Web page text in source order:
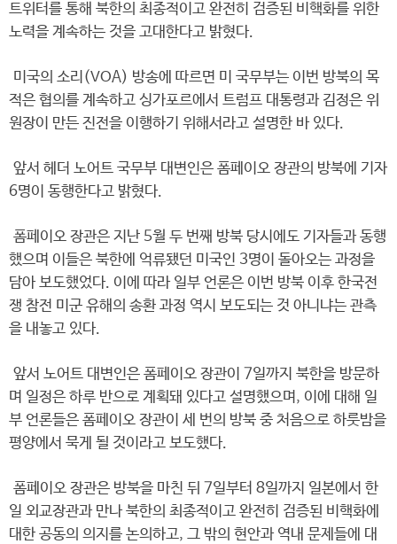
트위터를 통해 북한의 최종적이고 완전히 검증된 비핵화를 위한
노력을 계속하는 것을 고대한다고 밝혔다.
미국의 소리(VOA) 방송에 따르면 미 국무부는 이번 방북의 목
적은 협의를 계속하고 싱가포르에서 트럼프 대통령과 김정은 위
원장이 만든 진전을 이행하기 위해서라고 설명한 바 있다.
앞서 헤더 노어트 국무부 대변인은 폼페이오 장관의 방북에 기자
6명이 동행한다고 밝혔다.
폼페이오 장관은 지난 5월 두 번째 방북 당시에도 기자들과 동행
했으며 이들은 북한에 억류됐던 미국인 3명이 돌아오는 과정을
담아 보도했었다. 이에 따라 일부 언론은 이번 방북 이후 한국전
쟁 참전 미군 유해의 송환 과정 역시 보도되는 것 아니냐는 관측
을 내놓고 있다.
앞서 노어트 대변인은 폼페이오 장관이 7일까지 북한을 방문하
며 일정은 하루 반으로 계획돼 있다고 설명했으며, 이에 대해 일
부 언론들은 폼페이오 장관이 세 번의 방북 중 처음으로 하룻밤을
평양에서 묵게 될 것이라고 보도했다.
폼페이오 장관은 방북을 마친 뒤 7일부터 8일까지 일본에서 한
일 외교장관과 만나 북한의 최종적이고 완전히 검증된 비핵화에
대한 공동의 의지를 논의하고, 그 밖의 현안과 역내 문제들에 대